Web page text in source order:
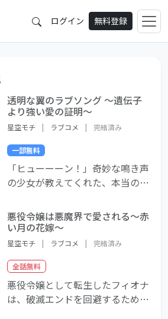
ログイン 無料登録
透明な翼のラブソング ～遺伝子
より強い愛の証明～
星空モチ | ラブコメ | 完結済み
一部無料
「ヒューーーン！」奇妙な鳴き声
の少女が教えてくれた、本当の愛
れた「優良遺伝子結合促進プログ
ラム」—AIが最適なカップルを選
定する管理社会で、二人の研究者
透ける日真野芽衣子は、「ヒュー
ーーン」と奇妙な鳴き声を発する
生命科学の天才。色素欠乏症で
悪役令嬢は悪魔界で愛される～赤
い月の花嫁～
星空モチ | ラブコメ | 完結済み
全話無料
悪役令嬢として転生したフィオナ
は、破滅エンドを回避するため奔